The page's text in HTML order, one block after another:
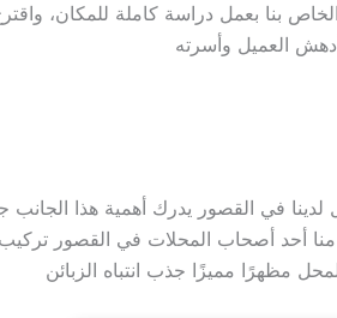
بنا بعمل دراسة كاملة للمكان،
العميل وأسرته
في القصور يدرك أهمية هذا الجانب
أحد أصحاب المحلات في القصور
مظهرًا مميزًا جذب انتباه الزبائن